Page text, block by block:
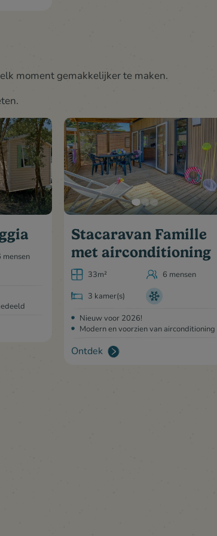
moment gemakkelijker te maken.
mensen
Stacaravan Famille
met airconditioning
33m²
6 mensen
3 kamer(s)
Nieuw voor 2026!
Modern en voorzien van airconditioning
Ontdek